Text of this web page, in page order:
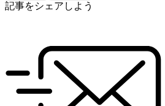
記事をシェアしよう